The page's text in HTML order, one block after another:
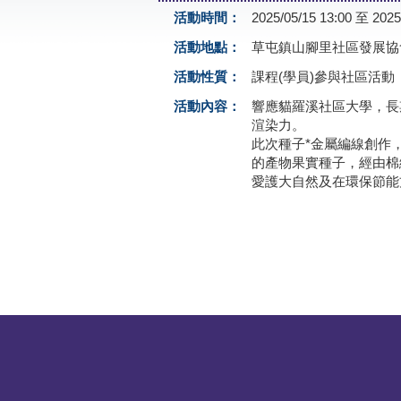
活動時間：
2025/05/15 13:00 至
活動地點：
草屯鎮山腳里社區發展
活動性質：
課程(學員)參與社區活動
活動內容：
響應貓羅溪社區大學，
渲染力。
此次種子*金屬編線創作
的產物果實種子，經由
愛護大自然及在環保節